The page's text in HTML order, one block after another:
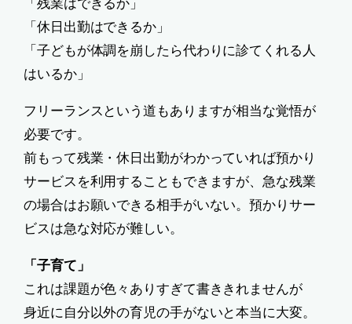
「残業はできるか」
「休日出勤はできるか」
「子どもが体調を崩したら代わりに診てくれる人
はいるか」
フリーランスという道もありますが相当な覚悟が
必要です。
前もって残業・休日出勤がわかっていれば預かり
サービスを利用することもできますが、急な残業
の場合はお願いできる相手がいない。預かりサー
ビスは急な対応が難しい。
「子育て」
これは課題が色々ありすぎて書ききれませんが
身近に自分以外の育児の手がないと本当に大変。